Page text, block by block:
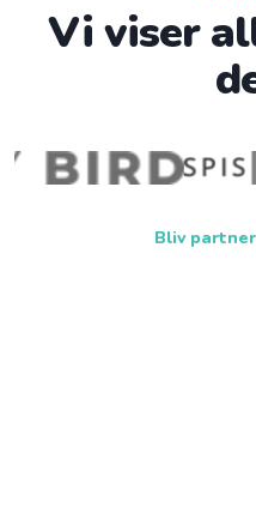
Vi viser
Bliv